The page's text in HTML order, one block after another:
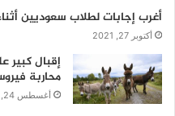
أغرب إجابات لطلاب سعوديين
أكتوبر 27, 2021
إقبال كبير
محاربة
أغسطس 24, 2021